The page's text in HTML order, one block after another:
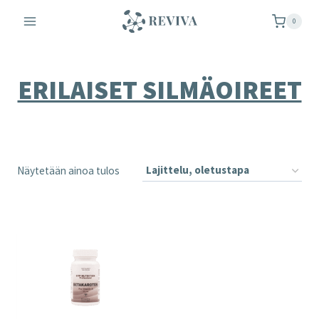
sisältöön
0
ERILAISET SILMÄOIREET
Näytetään ainoa tulos